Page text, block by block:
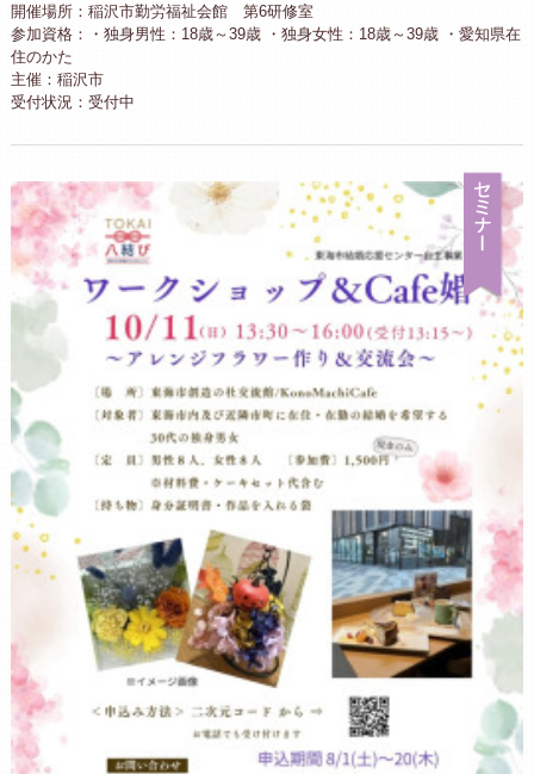
開催場所：稲沢市勤労福祉会館 第6研修室
参加資格：・独身男性：18歳～39歳 ・独身女性：18歳～39歳 ・愛知県在
住のかた
主催：稲沢市
受付状況：受付中
セ